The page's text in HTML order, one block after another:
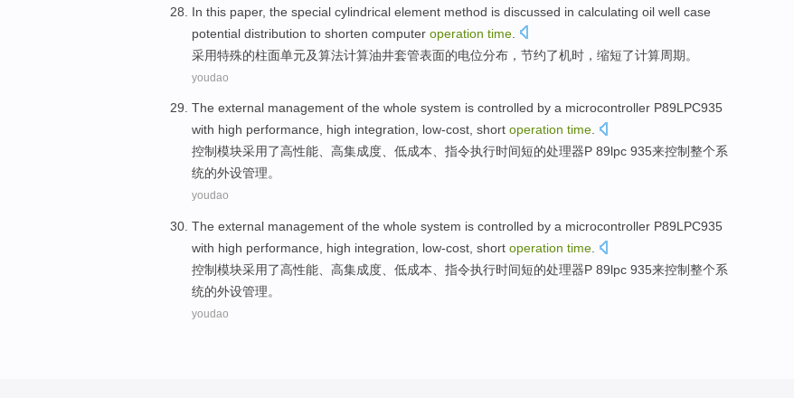
In this paper, the special cylindrical element method is discussed in calculating oil well case
potential distribution to shorten computer operation time
采用特殊的柱面单元及算法计算油井套管表面的电位分布 ， 节约了机时，缩短了计算周期。
youdao
The external management of the whole system is controlled by a microcontroller P89LPC935
with high performance, high integration, low-cost, short operation time.
控制模块采用了高性能、 高集成度、 低成本、指令执行时间短的处理器P 89lpc 935来控制整个系
统的外设管理。
youdao
The external management of the whole system is controlled by a microcontroller P89LPC935
with high performance high integration low-cost short operation time
控制模块采用了高性能 高集成度 低成本 、指令执行时间短的处理器P 89lpc 935来控制整个系
统的外设管理。
youdao